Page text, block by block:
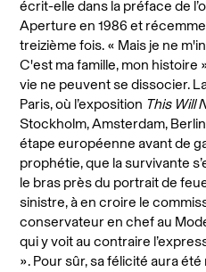
écrit-elle dans la préface de
Aperture en 1986 et
treizième fois. « Mais je ne
C'est ma famille, mon histoire
vie ne peuvent se dissocier.
Paris, où l’exposition This Will
Stockholm, Amsterdam,
étape européenne avant de
prophétie, que la survivante
le bras près du portrait de
sinistre, à en croire le
conservateur en chef au
qui y voit au contraire
». Pour sûr, sa félicité aura